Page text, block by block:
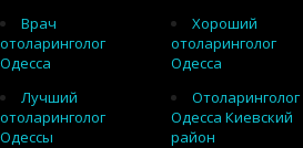
Врач
отоларинголог
Одесса
Хороший
отоларинголог
Одесса
Лучший
отоларинголог
Одессы
Отоларинголог
Одесса Киевский
район